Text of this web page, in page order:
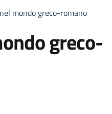
mondo greco-romano
greco-